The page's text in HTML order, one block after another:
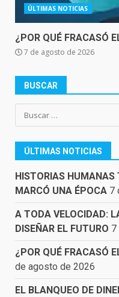
ÚLTIMAS NOTICIAS
¿POR QUÉ FRACASÓ
7 de agosto de 2026
BUSCAR
Buscar:
ÚLTIMAS NOTICIAS
HISTORIAS HUMANAS
MARCÓ UNA ÉPOCA 7
A TODA VELOCIDAD:
DISEÑAR EL FUTURO 7
¿POR QUÉ FRACASÓ
de agosto de 2026
EL BLANQUEO DE